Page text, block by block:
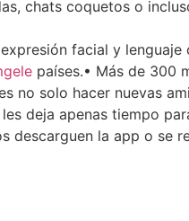
chats coquetos o
facial y
países.• Más de 300
no solo hacer nuevas
deja apenas tiempo
la app o se